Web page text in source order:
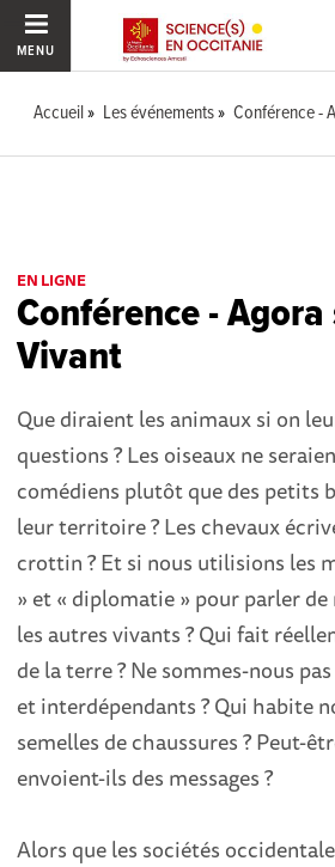
MENU
Accueil Les événements Conférence -
EN LIGNE
Conférence -
Vivant
Que diraient les animaux si on
questions ? Les oiseaux ne
comédiens plutôt que des petits
leur territoire ? Les chevaux
crottin ? Et si nous utilisions les
» et « diplomatie » pour parler
les autres vivants ? Qui fait
de la terre ? Ne sommes-nous
et interdépendants ? Qui habite
semelles de chaussures ? Peut-
envoient-ils des messages ?
Alors que les sociétés